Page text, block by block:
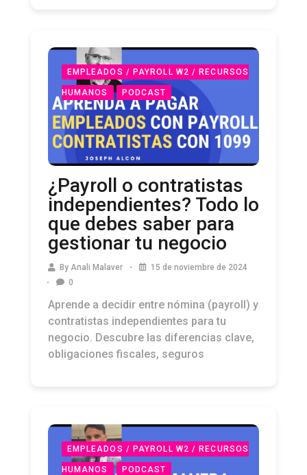
EMPLEADOS / PAYROLL W2 / RECURSOS
HUMANOS PODCAST
¿Payroll o contratistas
independientes? Todo lo
que debes saber para
gestionar tu negocio
By
15 de noviembre de 2024
0
contratistas independientes para tu
negocio. Descubre las diferencias clave,
obligaciones fiscales, seguros
EMPLEADOS / PAYROLL W2 / RECURSOS
HUMANOS PODCAST